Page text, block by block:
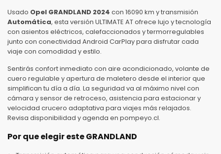
Usado Opel GRANDLAND 2024 con 16090 km y transmisión
Automática, esta versión ULTIMATE AT ofrece lujo y tecnología
con asientos eléctricos, calefaccionados y termorregulables
junto con conectividad Android CarPlay para disfrutar cada
viaje con comodidad y estilo.
Sentirás confort inmediato con aire acondicionado, volante de
cuero regulable y apertura de maletero desde el interior que
simplifican tu día a día. La seguridad va al máximo nivel con
cámara y sensor de retroceso, asistencia para estacionar y
velocidad crucero adaptativa para viajes más relajados.
Revisa disponibilidad y agenda en pompeyo.cl.
Por que elegir este GRANDLAND